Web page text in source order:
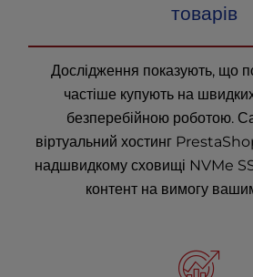
товарів
Дослідження показують, що
частіше купують на
безперебійною роботою.
віртуальний хостинг
надшвидкому сховищі NVMe
контент на вимогу